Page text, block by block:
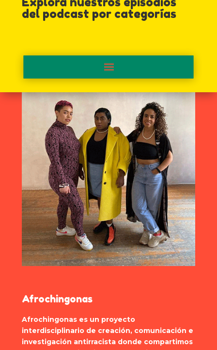
del podcast por categorías
Afrochingonas
Afrochingonas es un proyecto
interdisciplinario de creación, comunicación e
investigación antirracista donde compartimos